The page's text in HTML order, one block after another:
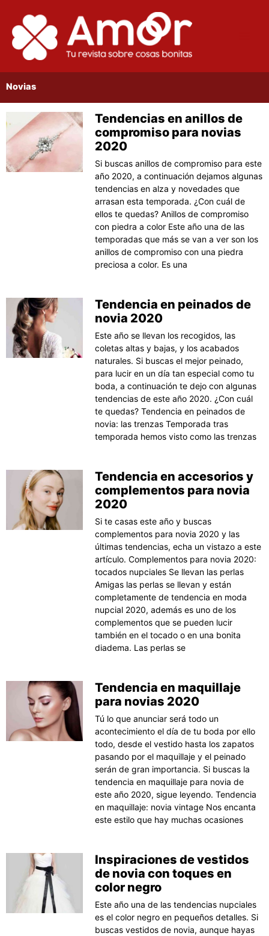
contenido
Novias
Tendencias en anillos de
compromiso para novias
2020
Si buscas anillos de compromiso para este
año 2020, a continuación dejamos algunas
tendencias en alza y novedades que
arrasan esta temporada. ¿Con cuál de
ellos te quedas? Anillos de compromiso
con piedra a color Este año una de las
temporadas que más se van a ver son los
anillos de compromiso con una piedra
preciosa a color. Es una
Tendencia en peinados de
novia 2020
Este año se llevan los recogidos, las
coletas altas y bajas, y los acabados
naturales. Si buscas el mejor peinado,
para lucir en un día tan especial como tu
boda, a continuación te dejo con algunas
tendencias de este año 2020. ¿Con cuál
te quedas? Tendencia en peinados de
novia: las trenzas Temporada tras
temporada hemos visto como las trenzas
Tendencia en accesorios y
complementos para novia
2020
Si te casas este año y buscas
complementos para novia 2020 y las
últimas tendencias, echa un vistazo a este
artículo. Complementos para novia 2020:
tocados nupciales Se llevan las perlas
Amigas las perlas se llevan y están
completamente de tendencia en moda
nupcial 2020, además es uno de los
complementos que se pueden lucir
también en el tocado o en una bonita
diadema. Las perlas se
Tendencia en maquillaje
para novias 2020
Tú lo que anunciar será todo un
acontecimiento el día de tu boda por ello
todo, desde el vestido hasta los zapatos
pasando por el maquillaje y el peinado
serán de gran importancia. Si buscas la
tendencia en maquillaje para novia de
este año 2020, sigue leyendo. Tendencia
en maquillaje: novia vintage Nos encanta
este estilo que hay muchas ocasiones
Inspiraciones de vestidos
de novia con toques en
color negro
Este año una de las tendencias nupciales
es el color negro en pequeños detalles. Si
buscas vestidos de novia, aunque hayas
PáginaPáginaPáginaPáginaPágina